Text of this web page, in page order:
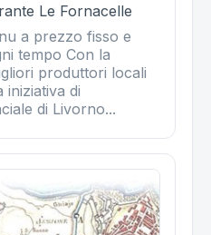
Le Fornacelle
a prezzo fisso e
tempo Con la
produttori locali
iniziativa di
di Livorno...